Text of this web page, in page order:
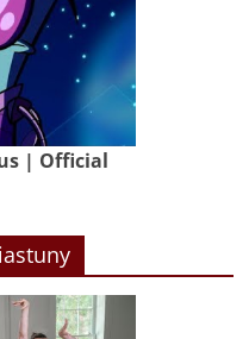
| Official